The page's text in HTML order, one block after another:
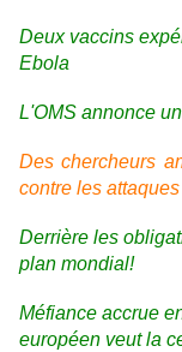
Deux vaccins
Ebola
L'OMS annonce
Des chercheurs
contre les
Derrière les
plan mondial!
Méfiance accrue
européen veut la